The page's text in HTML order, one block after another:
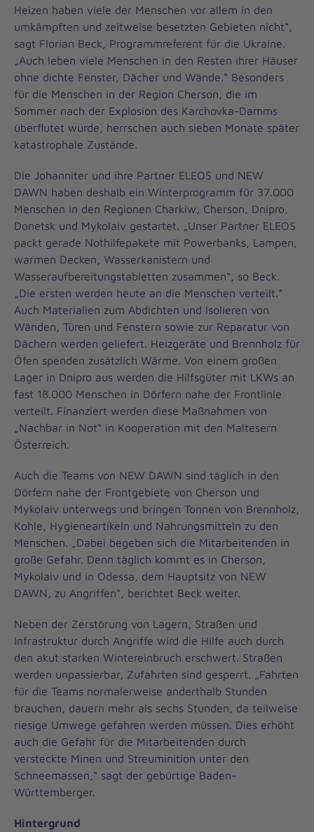
Heizen haben viele der Menschen vor allem in den
umkämpften und zeitweise besetzten Gebieten nicht“,
sagt Florian Beck, Programmreferent für die Ukraine.
„Auch leben viele Menschen in den Resten ihrer Häuser
ohne dichte Fenster, Dächer und Wände.“ Besonders
für die Menschen in der Region Cherson, die im
Sommer nach der Explosion des Karchovka-Damms
überflutet wurde, herrschen auch sieben Monate später
katastrophale Zustände.
Die Johanniter und ihre Partner ELEOS und NEW
DAWN haben deshalb ein Winterprogramm für 37.000
Menschen in den Regionen Charkiw, Cherson, Dnipro,
Donetsk und Mykolaiv gestartet. „Unser Partner ELEOS
packt gerade Nothilfepakete mit Powerbanks, Lampen,
warmen Decken, Wasserkanistern und
Wasseraufbereitungstabletten zusammen“, so Beck.
„Die ersten werden heute an die Menschen verteilt.“
Auch Materialien zum Abdichten und Isolieren von
Wänden, Türen und Fenstern sowie zur Reparatur von
Dächern werden geliefert. Heizgeräte und Brennholz für
Öfen spenden zusätzlich Wärme. Von einem großen
Lager in Dnipro aus werden die Hilfsgüter mit LKWs an
fast 18.000 Menschen in Dörfern nahe der Frontlinie
verteilt. Finanziert werden diese Maßnahmen von
„Nachbar in Not“ in Kooperation mit den Maltesern
Österreich.
Auch die Teams von NEW DAWN sind täglich in den
Dörfern nahe der Frontgebiete von Cherson und
Mykolaiv unterwegs und bringen Tonnen von Brennholz,
Kohle, Hygieneartikeln und Nahrungsmitteln zu den
Menschen. „Dabei begeben sich die Mitarbeitenden in
große Gefahr. Denn täglich kommt es in Cherson,
Mykolaiv und in Odessa, dem Hauptsitz von NEW
DAWN, zu Angriffen“, berichtet Beck weiter.
Neben der Zerstörung von Lagern, Straßen und
Infrastruktur durch Angriffe wird die Hilfe auch durch
den akut starken Wintereinbruch erschwert. Straßen
werden unpassierbar, Zufahrten sind gesperrt. „Fahrten
für die Teams normalerweise anderthalb Stunden
brauchen, dauern mehr als sechs Stunden, da teilweise
riesige Umwege gefahren werden müssen. Dies erhöht
auch die Gefahr für die Mitarbeitenden durch
versteckte Minen und Streuminition unter den
Schneemassen,“ sagt der gebürtige Baden-
Württemberger.
Hintergrund